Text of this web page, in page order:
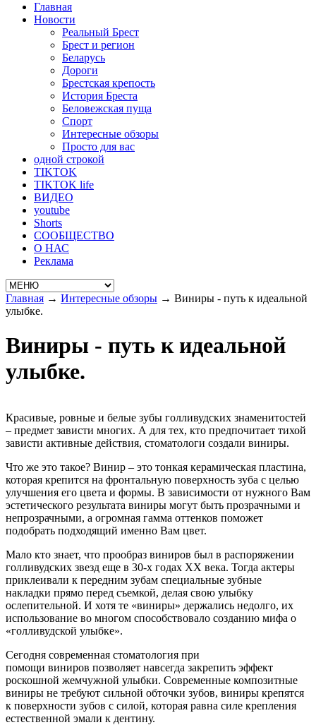
Главная
Новости
Реальный Брест
Брест и регион
Беларусь
Дороги
Брестская крепость
История Бреста
Беловежская пуща
Спорт
Интересные обзоры
Просто для вас
одной строкой
TIKTOK
TIKTOK life
ВИДЕО
youtube
Shorts
СООБЩЕСТВО
О НАС
Реклама
Главная → Интересные обзоры → Виниры - путь к идеальной
улыбке.
Виниры - путь к идеальной
улыбке.
Красивые, ровные и белые зубы голливудских знаменитостей
– предмет зависти многих. А для тех, кто предпочитает тихой
зависти активные действия, стоматологи создали виниры.
Что же это такое? Винир – это тонкая керамическая пластина,
которая крепится на фронтальную поверхность зуба с целью
улучшения его цвета и формы. В зависимости от нужного Вам
эстетического результата виниры могут быть прозрачными и
непрозрачными, а огромная гамма оттенков поможет
подобрать подходящий именно Вам цвет.
Мало кто знает, что прообраз виниров был в распоряжении
голливудских звезд еще в 30-х годах ХХ века. Тогда актеры
приклеивали к передним зубам специальные зубные
накладки прямо перед съемкой, делая свою улыбку
ослепительной. И хотя те «виниры» держались недолго, их
использование во многом способствовало созданию мифа о
«голливудской улыбке».
Сегодня современная стоматология при
помощи виниров позволяет навсегда закрепить эффект
роскошной жемчужной улыбки. Современные композитные
виниры не требуют сильной обточки зубов, виниры крепятся
к поверхности зубов с силой, которая равна силе крепления
естественной эмали к дентину.